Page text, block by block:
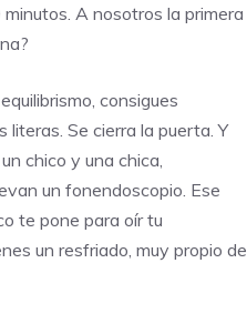
A nosotros la primera
consigues
literas. Se cierra la puerta. Y
chico y una chica,
un fonendoscopio. Ese
te pone para oír tu
un resfriado, muy propio de